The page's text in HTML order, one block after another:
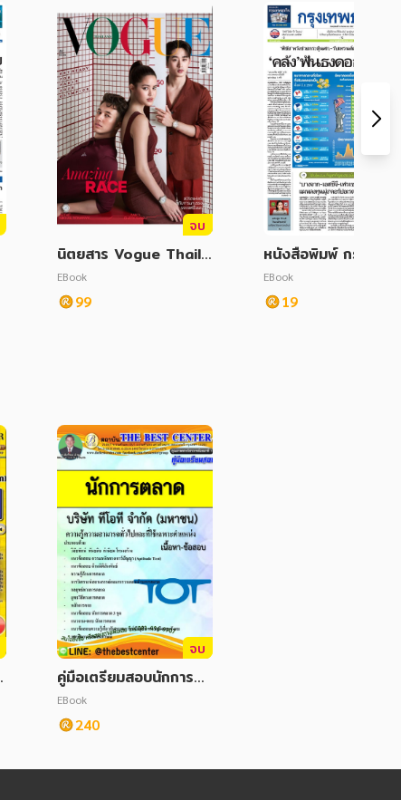
จบ
นิตยสาร Vogue Thaila
nd July 2024
EBook
99
หนังสือพิมพ์ กรุงเทพ
จ วันพฤหัสบดีที่ 19
ายน 2567
EBook
19
จบ
คู่มือเตรียมสอบนักการตล
าด บริษัท ทีโอที จำกัด
(มหาชน)
EBook
240